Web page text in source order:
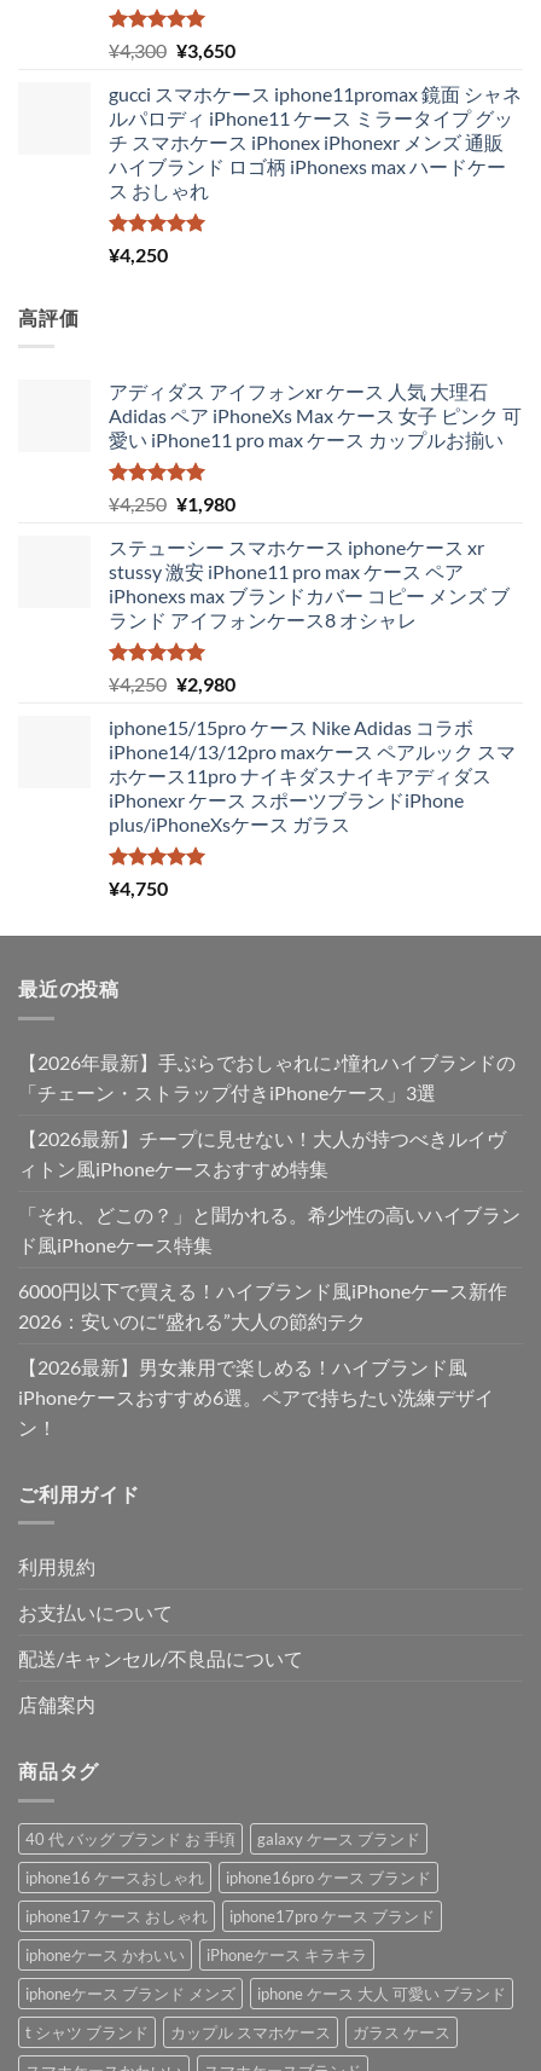
5段階中
5.00
の評価
¥4,300 元
価
格
は
¥4,300
で
し
¥3,650現
の
価
格
は
gucci スマホケース iphone11promax 鏡面 シャネ
ルパロディ iPhone11 ケース ミラータイプ グッ
チ スマホケース iPhonex iPhonexr メンズ 通販
ハイブランド ロゴ柄 iPhonexs max ハードケー
ス おしゃれ
5段階中
5.00
¥4,250
高評価
アディダス アイフォンxr ケース 人気 大理石
Adidas ペア iPhoneXs Max ケース 女子 ピンク 可
愛い iPhone11 pro max ケース カップルお揃い
5段階中
5.00
の評価
¥4,250 元
価
格
は
¥4,250
で
し
¥1,980現
の
価
格
は
で
ステューシー スマホケース iphoneケース xr
stussy 激安 iPhone11 pro max ケース ペア
iPhonexs max ブランドカバー コピー メンズ ブ
ランド アイフォンケース8 オシャレ
5段階中
5.00
の評価
¥4,250 元
価
格
は
¥4,250
で
し
¥2,980現
の
価
格
は
¥2,980
iphone15/15pro ケース Nike Adidas コラボ
iPhone14/13/12pro maxケース ペアルック スマ
ホケース11pro ナイキダスナイキアディダス
iPhonexr ケース スポーツブランドiPhone
plus/iPhoneXsケース ガラス
5段階中
5.00
¥4,750
最近の投稿
【2026年最新】手ぶらでおしゃれに♪憧れハイブランドの
「チェーン・ストラップ付きiPhoneケース」3選
【2026最新】チープに見せない！大人が持つべきルイヴ
ィトン風iPhoneケースおすすめ特集
「それ、どこの？」と聞かれる。希少性の高いハイブラン
ド風iPhoneケース特集
6000円以下で買える！ハイブランド風iPhoneケース新作
2026：安いのに“盛れる”大人の節約テク
【2026最新】男女兼用で楽しめる！ハイブランド風
iPhoneケースおすすめ6選。ペアで持ちたい洗練デザイ
ン！
ご利用ガイド
利用規約
お支払いについて
配送/キャンセル/不良品について
店舗案内
商品タグ
40 代 バッグ ブランド お 手頃
galaxy ケース ブランド
iphone16 ケースおしゃれ
iphone16pro ケース ブランド
iphone17 ケース おしゃれ
iphone17pro ケース ブランド
iphoneケース かわいい
iPhoneケース キラキラ
iphoneケース ブランド メンズ
iphone ケース 大人 可愛い ブランド
t シャツ ブランド
カップル スマホケース
ガラス ケース